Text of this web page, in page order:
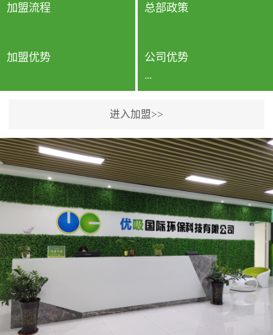
的、空气...
检测...
加盟流程 总部政策
加盟优势 公司优势
...
专利保护优势、双甲资质
企业（“室内环境净化治理
甲级施工资质”“室内环境
污染治理资质等级证
书”）、拥有多名高级《环
境工程高级工程师》室内
空气治理资格认证的治理
人员、掌握室内空气净化
治理实用技术和五项专利
技术、八项计算机软件著
作权登记证书等。研发实
进入加盟>>